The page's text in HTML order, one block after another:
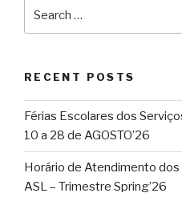
for:
RECENT POSTS
Férias Escolares dos
10 a 28 de AGOSTO’26
Horário de Atendimento
ASL – Trimestre Spring’26